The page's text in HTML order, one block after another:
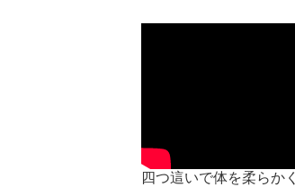
四つ這いで体を柔らかく